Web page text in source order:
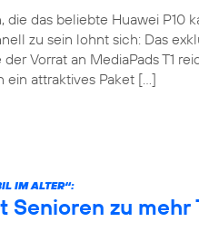
die das beliebte Huawei P10
zu sein lohnt sich: Das
Vorrat an MediaPads T1
ein attraktives Paket […]
IM ALTER“:
zu mehr